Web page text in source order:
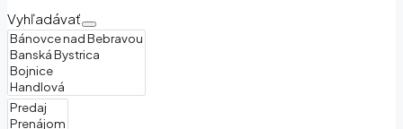
Vyhľadávať